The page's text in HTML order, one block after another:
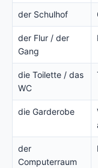
der Schulhof
der Flur / der
Gang
die Toilette / das
WC
die Garderobe
der
Computerraum